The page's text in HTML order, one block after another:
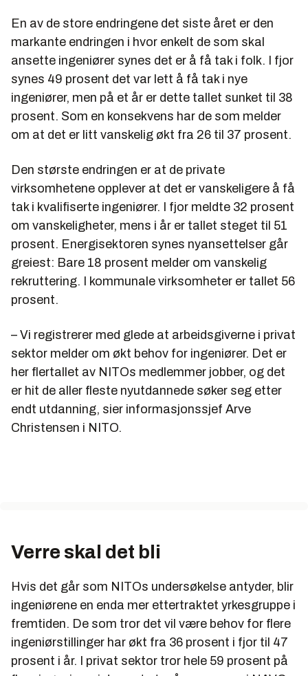
En av de store endringene det siste året er den
markante endringen i hvor enkelt de som skal
ansette ingeniører synes det er å få tak i folk. I fjor
synes 49 prosent det var lett å få tak i nye
ingeniører, men på et år er dette tallet sunket til 38
prosent. Som en konsekvens har de som melder
om at det er litt vanskelig økt fra 26 til 37 prosent.
Den største endringen er at de private
virksomhetene opplever at det er vanskeligere å få
tak i kvalifiserte ingeniører. I fjor meldte 32 prosent
om vanskeligheter, mens i år er tallet steget til 51
prosent. Energisektoren synes nyansettelser går
greiest: Bare 18 prosent melder om vanskelig
rekruttering. I kommunale virksomheter er tallet 56
prosent.
– Vi registrerer med glede at arbeidsgiverne i privat
sektor melder om økt behov for ingeniører. Det er
her flertallet av NITOs medlemmer jobber, og det
er hit de aller fleste nyutdannede søker seg etter
endt utdanning, sier informasjonssjef Arve
Christensen i NITO.
Verre skal det bli
Hvis det går som NITOs undersøkelse antyder, blir
ingeniørene en enda mer ettertraktet yrkesgruppe i
fremtiden. De som tror det vil være behov for flere
ingeniørstillinger har økt fra 36 prosent i fjor til 47
prosent i år. I privat sektor tror hele 59 prosent på